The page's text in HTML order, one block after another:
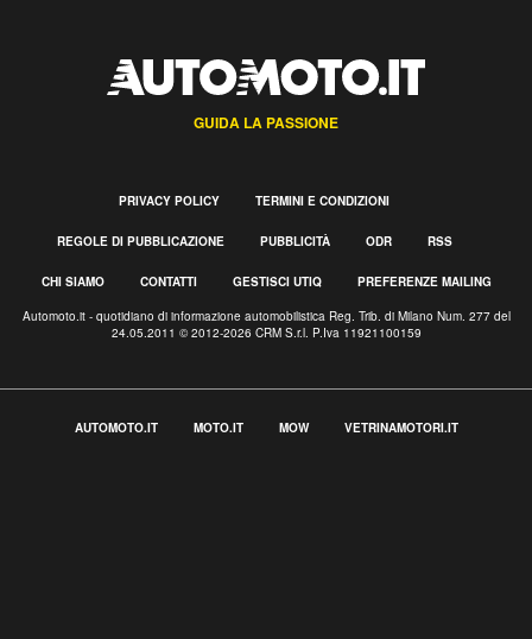
GUIDA LA PASSIONE
PRIVACY POLICY TERMINI E CONDIZIONI
REGOLE DI PUBBLICAZIONE PUBBLICITÀ ODR RSS
CHI SIAMO CONTATTI GESTISCI UTIQ PREFERENZE MAILING
Automoto.it - quotidiano di informazione automobilistica Reg. Trib. di Milano Num. 277 del
24.05.2011 © 2012-2026 CRM S.r.l. P.Iva 11921100159
AUTOMOTO.IT MOTO.IT MOW VETRINAMOTORI.IT